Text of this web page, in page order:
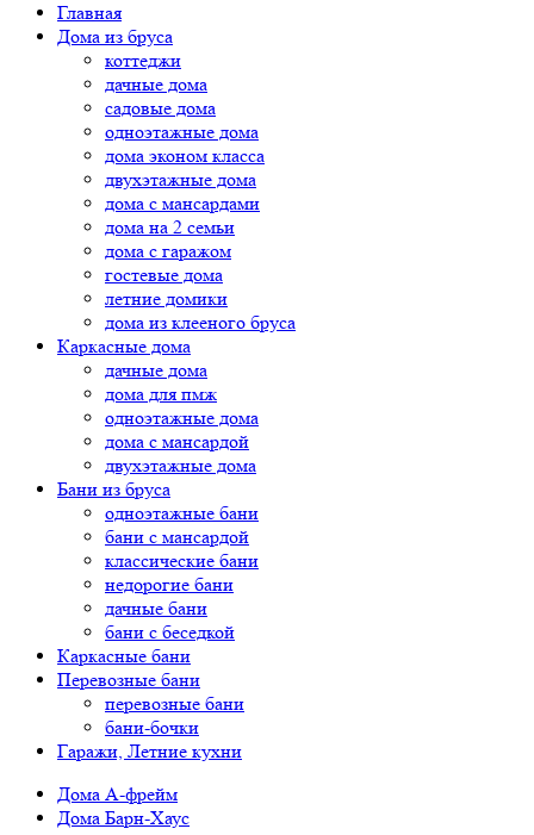
Главная
Дома из бруса
коттеджи
дачные дома
садовые дома
одноэтажные дома
дома эконом класса
двухэтажные дома
дома с мансардами
дома на 2 семьи
дома с гаражом
гостевые дома
летние домики
дома из клееного бруса
Каркасные дома
дачные дома
дома для пмж
одноэтажные дома
дома с мансардой
двухэтажные дома
Бани из бруса
одноэтажные бани
бани с мансардой
классические бани
недорогие бани
дачные бани
бани с беседкой
Каркасные бани
Перевозные бани
перевозные бани
бани-бочки
Гаражи, Летние кухни
Дома А-фрейм
Дома Барн-Хаус